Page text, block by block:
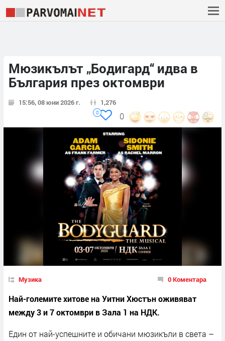
Мюзикълът „Бодигард“ идва в
България през октомври
15:56, 08 юни 2026 г. 1,276
0
0
Музика 0 Коментара
Най-големите хитове на Уитни Хюстън оживяват
между 3 и 7 октомври в Зала 1 на НДК.
Един от най-успешните и обичани мюзикъли в света –